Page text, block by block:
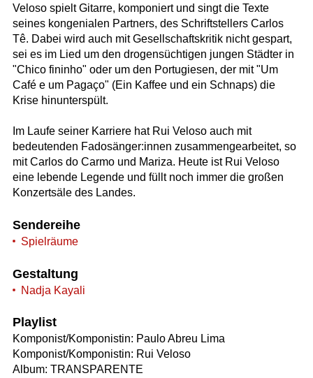
Veloso spielt Gitarre, komponiert und singt die Texte
seines kongenialen Partners, des Schriftstellers Carlos
Tê. Dabei wird auch mit Gesellschaftskritik nicht gespart,
sei es im Lied um den drogensüchtigen jungen Städter in
"Chico fininho" oder um den Portugiesen, der mit "Um
Café e um Pagaço" (Ein Kaffee und ein Schnaps) die
Krise hinunterspült.
Im Laufe seiner Karriere hat Rui Veloso auch mit
bedeutenden Fadosänger:innen zusammengearbeitet, so
mit Carlos do Carmo und Mariza. Heute ist Rui Veloso
eine lebende Legende und füllt noch immer die großen
Konzertsäle des Landes.
Sendereihe
Spielräume
Gestaltung
Nadja Kayali
Playlist
Komponist/Komponistin: Paulo Abreu Lima
Komponist/Komponistin: Rui Veloso
Album: TRANSPARENTE